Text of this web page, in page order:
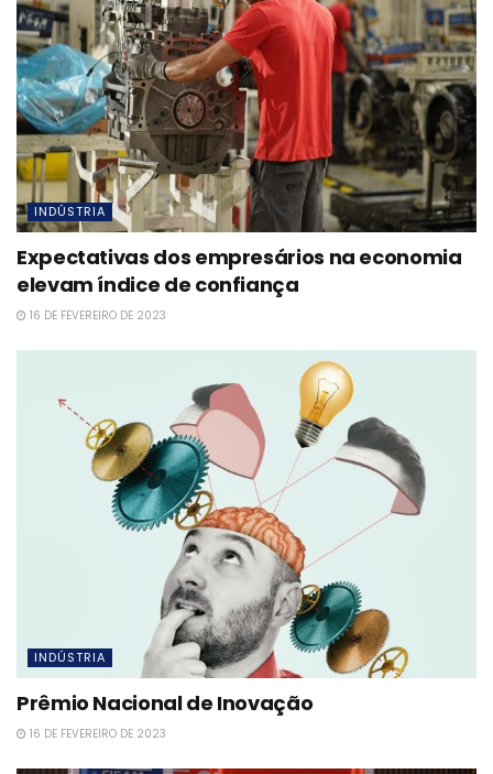
INDÚSTRIA
Expectativas dos empresários na economia
elevam índice de confiança
16 DE FEVEREIRO DE 2023
INDÚSTRIA
Prêmio Nacional de Inovação
16 DE FEVEREIRO DE 2023